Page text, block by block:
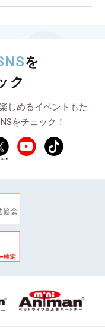
を
ク
しめるイベントもた
をチェック！